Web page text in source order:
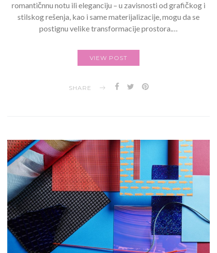
romantičnnu notu ili eleganciju – u zavisnosti od grafičkog i
stilskog rešenja, kao i same materijalizacije, mogu da se
postignu velike transformacije prostora.…
VIEW POST
SHARE